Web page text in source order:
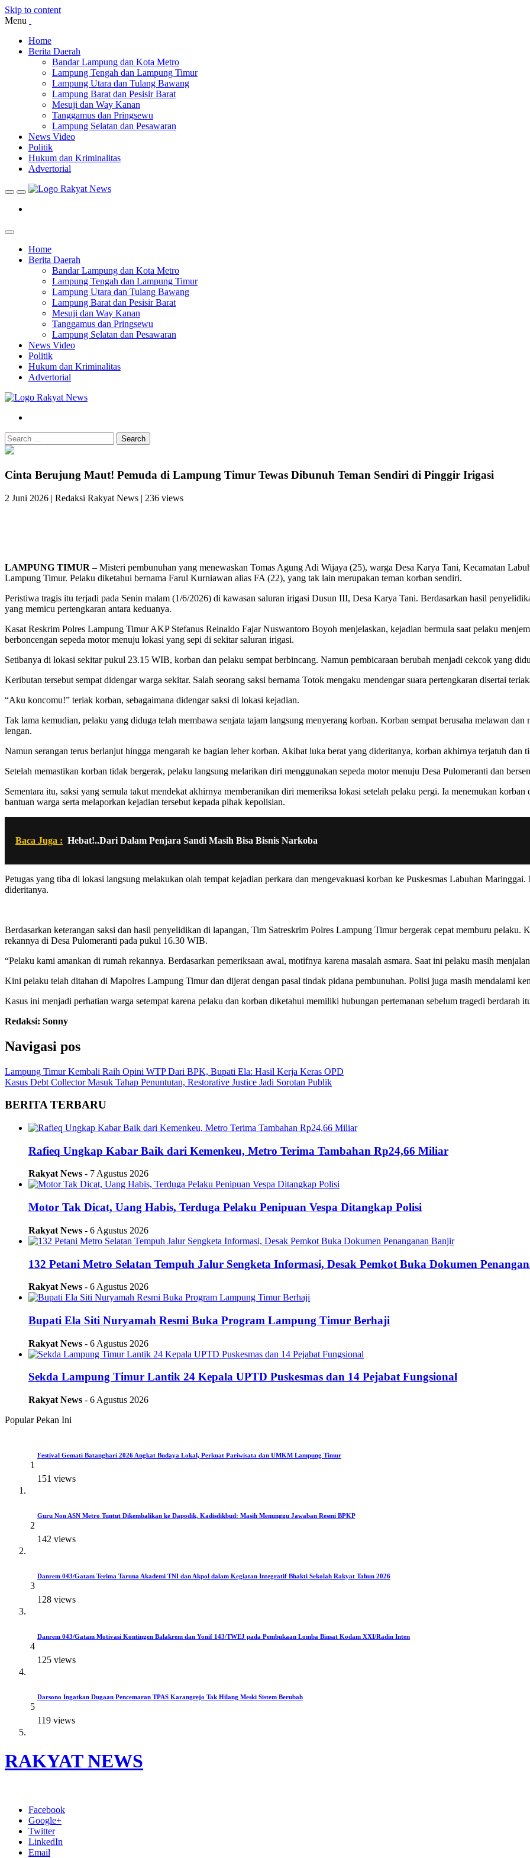
Skip to content
Menu
Home
Berita Daerah
Bandar Lampung dan Kota Metro
Lampung Tengah dan Lampung Timur
Lampung Utara dan Tulang Bawang
Lampung Barat dan Pesisir Barat
Mesuji dan Way Kanan
Tanggamus dan Pringsewu
Lampung Selatan dan Pesawaran
News Video
Politik
Hukum dan Kriminalitas
Advertorial
Home
Berita Daerah
Bandar Lampung dan Kota Metro
Lampung Tengah dan Lampung Timur
Lampung Utara dan Tulang Bawang
Lampung Barat dan Pesisir Barat
Mesuji dan Way Kanan
Tanggamus dan Pringsewu
Lampung Selatan dan Pesawaran
News Video
Politik
Hukum dan Kriminalitas
Advertorial
Search
Cinta Berujung Maut! Pemuda di Lampung Timur Tewas Dibunuh Teman Sendiri di Pinggir Irigasi
2 Juni 2026 | Redaksi Rakyat News | 236 views
LAMPUNG TIMUR – Misteri pembunuhan yang menewaskan Tomas Agung Adi Wijaya (25), warga Desa Karya Tani, Kecamatan
Lampung Timur. Pelaku diketahui bernama Farul Kurniawan alias FA (22), yang tak lain merupakan teman korban sendiri.
Peristiwa tragis itu terjadi pada Senin malam (1/6/2026) di kawasan saluran irigasi Dusun III, Desa Karya Tani. Berdasarkan hasil
yang memicu pertengkaran antara keduanya.
Kasat Reskrim Polres Lampung Timur AKP Stefanus Reinaldo Fajar Nuswantoro Boyoh menjelaskan, kejadian bermula saat pelaku
berboncengan sepeda motor menuju lokasi yang sepi di sekitar saluran irigasi.
Setibanya di lokasi sekitar pukul 23.15 WIB, korban dan pelaku sempat berbincang. Namun pembicaraan berubah menjadi cekcok yang
Keributan tersebut sempat didengar warga sekitar. Salah seorang saksi bernama Totok mengaku mendengar suara pertengkaran disertai
“Aku koncomu!” teriak korban, sebagaimana didengar saksi di lokasi kejadian.
Tak lama kemudian, pelaku yang diduga telah membawa senjata tajam langsung menyerang korban. Korban sempat berusaha melawan
lengan.
Namun serangan terus berlanjut hingga mengarah ke bagian leher korban. Akibat luka berat yang dideritanya, korban akhirnya terjatuh dan
Setelah memastikan korban tidak bergerak, pelaku langsung melarikan diri menggunakan sepeda motor menuju Desa Pulomeranti dan
Sementara itu, saksi yang semula takut mendekat akhirnya memberanikan diri memeriksa lokasi setelah pelaku pergi. Ia menemukan
bantuan warga serta melaporkan kejadian tersebut kepada pihak kepolisian.
Baca Juga : Hebat!..Dari Dalam Penjara Sandi Masih Bisa Bisnis Narkoba
Petugas yang tiba di lokasi langsung melakukan olah tempat kejadian perkara dan mengevakuasi korban ke Puskesmas Labuhan
dideritanya.
Berdasarkan keterangan saksi dan hasil penyelidikan di lapangan, Tim Satreskrim Polres Lampung Timur bergerak cepat memburu
rekannya di Desa Pulomeranti pada pukul 16.30 WIB.
“Pelaku kami amankan di rumah rekannya. Berdasarkan pemeriksaan awal, motifnya karena masalah asmara. Saat ini pelaku masih
Kini pelaku telah ditahan di Mapolres Lampung Timur dan dijerat dengan pasal tindak pidana pembunuhan. Polisi juga masih mendalami
Kasus ini menjadi perhatian warga setempat karena pelaku dan korban diketahui memiliki hubungan pertemanan sebelum tragedi berdarah
Redaksi: Sonny
Navigasi pos
Lampung Timur Kembali Raih Opini WTP Dari BPK, Bupati Ela: Hasil Kerja Keras OPD
Kasus Debt Collector Masuk Tahap Penuntutan, Restorative Justice Jadi Sorotan Publik
BERITA TERBARU
Rafieq Ungkap Kabar Baik dari Kemenkeu, Metro Terima Tambahan Rp24,66 Miliar
Rakyat News - 7 Agustus 2026
Motor Tak Dicat, Uang Habis, Terduga Pelaku Penipuan Vespa Ditangkap Polisi
Rakyat News - 6 Agustus 2026
132 Petani Metro Selatan Tempuh Jalur Sengketa Informasi, Desak Pemkot Buka Dokumen
Rakyat News - 6 Agustus 2026
Bupati Ela Siti Nuryamah Resmi Buka Program Lampung Timur Berhaji
Rakyat News - 6 Agustus 2026
Sekda Lampung Timur Lantik 24 Kepala UPTD Puskesmas dan 14 Pejabat Fungsional
Rakyat News - 6 Agustus 2026
Popular Pekan Ini
1
Festival Gemati Batanghari 2026 Angkat Budaya Lokal, Perkuat Pariwisata dan UMKM Lampung Timur
151 views
2
Guru Non ASN Metro Tuntut Dikembalikan ke Dapodik, Kadisdikbud: Masih Menunggu Jawaban Resmi BPKP
142 views
3
Danrem 043/Gatam Terima Taruna Akademi TNI dan Akpol dalam Kegiatan Integratif Bhakti Sekolah Rakyat Tahun 2026
128 views
4
Danrem 043/Gatam Motivasi Kontingen Balakrem dan Yonif 143/TWEJ pada Pembukaan Lomba Binsat Kodam XXI/Radin Inten
125 views
5
Darsono Ingatkan Dugaan Pencemaran TPAS Karangrejo Tak Hilang Meski Sistem Berubah
119 views
RAKYAT NEWS
Facebook
Google+
Twitter
LinkedIn
Email